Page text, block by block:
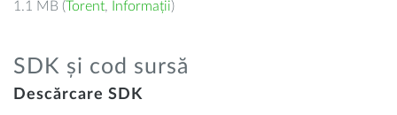
1.1 MB (Torent, Informații)
SDK și cod sursă
Descărcare SDK